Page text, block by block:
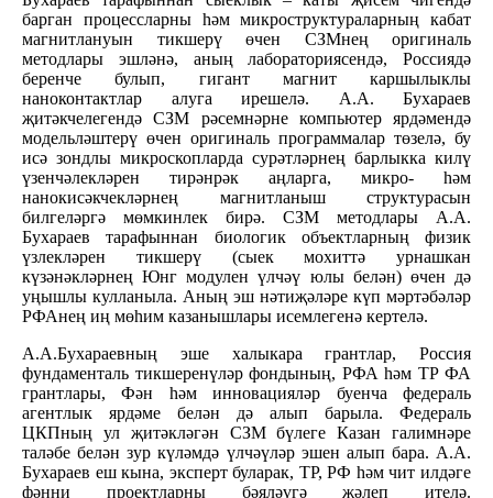
барган процессларны һәм микроструктураларның кабат
магнитлануын тикшерү өчен СЗМнең оригиналь
методлары эшләнә, аның лабораториясендә, Россиядә
беренче булып, гигант магнит каршылыклы
наноконтактлар алуга ирешелә. А.А. Бухараев
җитәкчелегендә СЗМ рәсемнәрне компьютер ярдәмендә
модельләштерү өчен оригиналь программалар төзелә, бу
исә зондлы микроскопларда сурәтләрнең барлыкка килү
үзенчәлекләрен тирәнрәк аңларга, микро- һәм
нанокисәкчекләрнең магнитланыш структурасын
билгеләргә мөмкинлек бирә. СЗМ методлары А.А.
Бухараев тарафыннан биологик объектларның физик
үзлекләрен тикшерү (сыек мохиттә урнашкан
күзәнәкләрнең Юнг модулен үлчәү юлы белән) өчен дә
уңышлы кулланыла. Аның эш нәтиҗәләре күп мәртәбәләр
РФАнең иң мөһим казанышлары исемлегенә кертелә.
А.А.Бухараевның эше халыкара грантлар, Россия
фундаменталь тикшеренүләр фондының, РФА һәм ТР ФА
грантлары, Фән һәм инновацияләр буенча федераль
агентлык ярдәме белән дә алып барыла. Федераль
ЦКПның ул җитәкләгән СЗМ бүлеге Казан галимнәре
таләбе белән зур күләмдә үлчәүләр эшен алып бара. А.А.
Бухараев еш кына, эксперт буларак, ТР, РФ һәм чит илдәге
фәнни проектларны бәяләүгә җәлеп ителә.